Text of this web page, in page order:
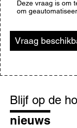
Deze vraag is om
om
Vraag
op
de
hoogte
Blijf op de
nieuws